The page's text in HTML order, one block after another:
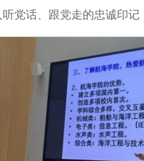
党话、跟党走的忠诚印